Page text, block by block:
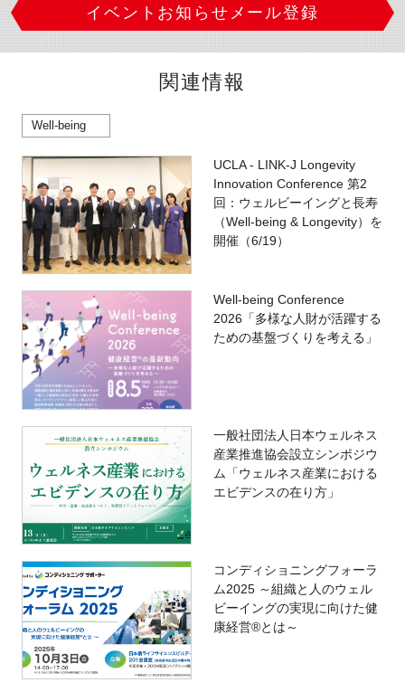
イベントお知らせメール登録
関連情報
Well-being
UCLA - LINK-J Longevity
Innovation Conference 第2
回：ウェルビーイングと長寿
（Well-being & Longevity）を
開催（6/19）
Well-being Conference
2026「多様な人財が活躍する
ための基盤づくりを考える」
一般社団法人日本ウェルネス
産業推進協会設立シンポジウ
ム「ウェルネス産業における
エビデンスの在り方」
コンディショニングフォーラ
ム2025 ～組織と人のウェル
ビーイングの実現に向けた健
康経営®とは～